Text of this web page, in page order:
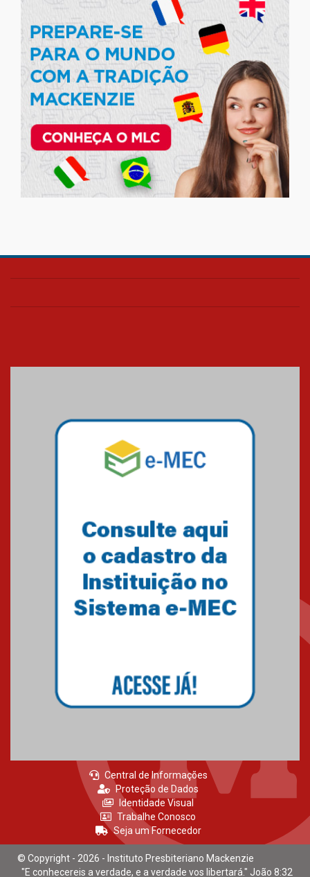
Central de Informações
Proteção de Dados
Identidade Visual
Trabalhe Conosco
Seja um Fornecedor
© Copyright - 2026 - Instituto Presbiteriano Mackenzie
"E conhecereis a verdade, e a verdade vos libertará." João 8:32